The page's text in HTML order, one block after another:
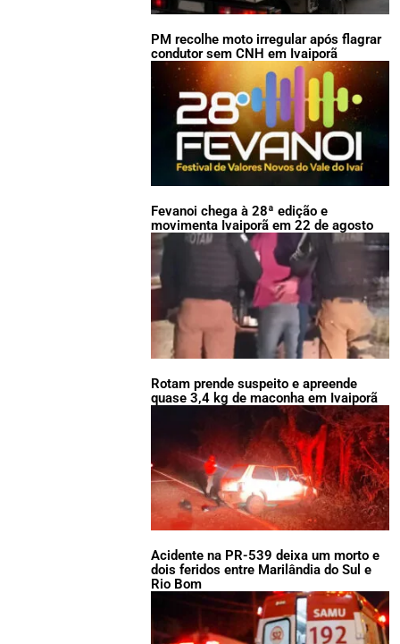
PM recolhe moto irregular após flagrar
condutor sem CNH em Ivaiporã
Fevanoi chega à 28ª edição e
movimenta Ivaiporã em 22 de agosto
Rotam prende suspeito e apreende
quase 3,4 kg de maconha em Ivaiporã
Acidente na PR-539 deixa um morto e
dois feridos entre Marilândia do Sul e
Rio Bom